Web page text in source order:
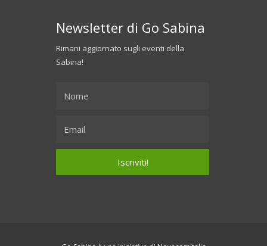
Newsletter di Go Sabina
Rimani aggiornato sugli eventi della
Sabina!